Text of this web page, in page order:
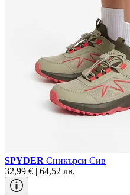
SPYDER Сникърси Сив
32,99 € | 64,52 лв.